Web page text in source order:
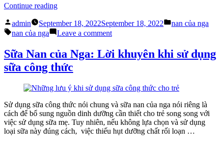
Continue reading“Nan
Nga
giải
dấu
hiệu
&
nguyên
nhân
trẻ
thiếu
Vitamin
D”
Posted
by
admin September 18, 2022September 18, 2022
Posted
nan của nga
Tags:
nan của nga Leave a commenton
của
Nga
dấu
hiệu
&
nguyên
nhân
trẻ
thiếu
Sữa Nan của Nga: Lời khuyên khi sử dụng
sữa công thức
Sử dụng sữa công thức nói chung và sữa nan của nga nói riêng là
cách để bổ sung nguồn dinh dưỡng cần thiết cho trẻ song song với
việc sử dụng sữa mẹ. Tuy nhiên, nếu không lựa chọn và sử dụng
loại sữa này đúng cách, việc thiếu hụt dưỡng chất rối loạn …